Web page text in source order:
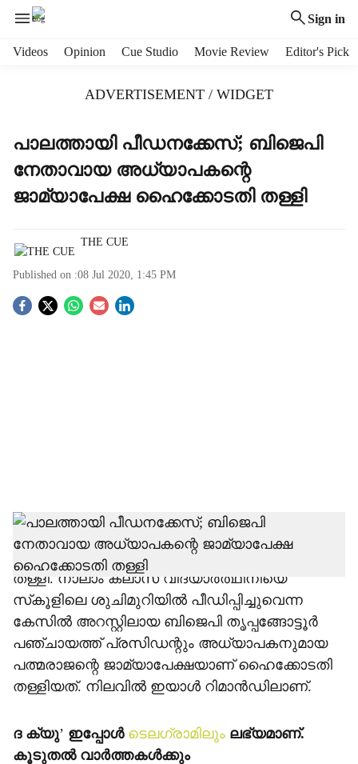
Sign in
Videos Opinion Cue Studio Movie Review Editor's Pick
ADVERTISEMENT / WIDGET
പാലത്തായി പീഡനക്കേസ്; ബിജെപി
നേതാവായ അധ്യാപകന്റെ
ജാമ്യാപേക്ഷ ഹൈക്കോടതി തള്ളി
THE CUE
Published on :08 Jul 2020, 1:45 PM
S
h
a
r
e
പാലത്തായി പീഡനക്കേസില്‍ പ്രതിയായ
അധ്യാപകന്റെ ജാമ്യാപേക്ഷ ഹൈക്കോടതിയും
തള്ളി. നാലാം ക്ലാസ് വിദ്യാര്‍ത്ഥിനിയെ
സ്‌കൂളിലെ ശുചിമുറിയില്‍ പീഡിപ്പിച്ചുവെന്ന
കേസില്‍ അറസ്റ്റിലായ ബിജെപി തൃപ്പങ്ങോട്ടൂര്‍
പഞ്ചായത്ത് പ്രസിഡന്റും അധ്യാപകനുമായ
പത്മരാജന്റെ ജാമ്യാപേക്ഷയാണ് ഹൈക്കോടതി
തള്ളിയത്. നിലവില്‍ ഇയാള്‍ റിമാന്‍ഡിലാണ്.
ദ ക്യു’ ഇപ്പോള്‍ ടെലഗ്രാമിലും ലഭ്യമാണ്.
കൂടുതല്‍ വാര്‍ത്തകള്‍ക്കും